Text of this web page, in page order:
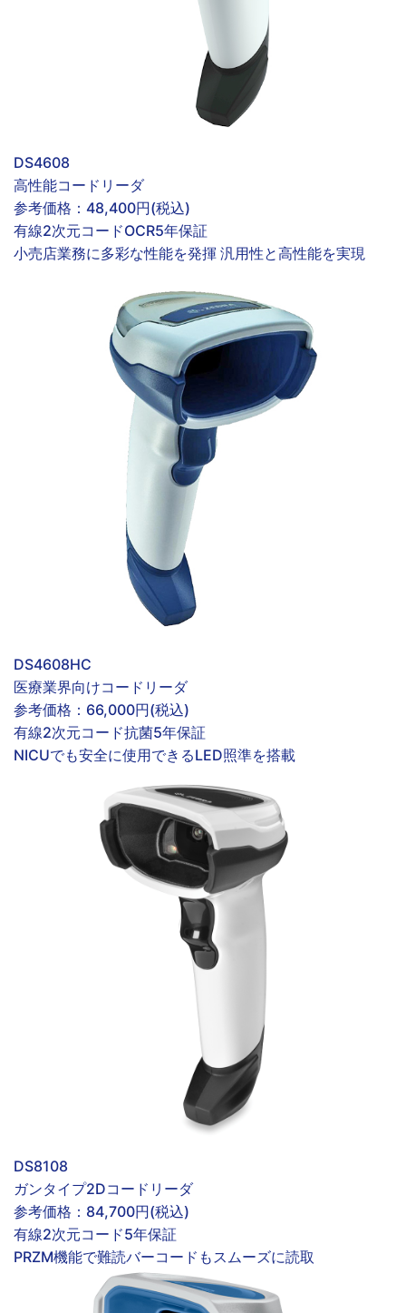
DS4608
高性能コードリーダ
参考価格： 48,400円(税込)
有線2次元コードOCR5年保証
小売店業務に多彩な性能を発揮 汎用性と高性能を実現
DS4608HC
医療業界向けコードリーダ
参考価格： 66,000円(税込)
有線2次元コード抗菌5年保証
NICUでも安全に使用できるLED照準を搭載
DS8108
ガンタイプ2Dコードリーダ
参考価格： 84,700円(税込)
有線2次元コード5年保証
PRZM機能で難読バーコードもスムーズに読取